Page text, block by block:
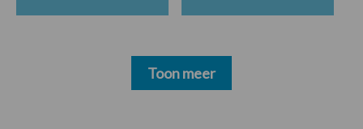
Toon meer